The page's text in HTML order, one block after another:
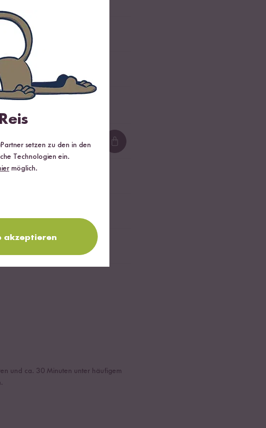
Loading...
und ca. 30 Minuten unter häufigem
setzen zu den in den
Technologien ein.
möglich.
akzeptieren